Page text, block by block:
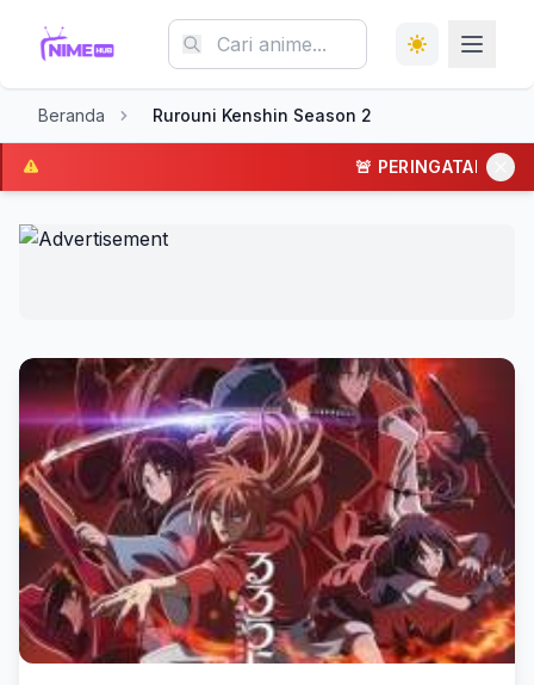
Beranda Rurouni Kenshin Season 2
🚨 PERINGATAN: